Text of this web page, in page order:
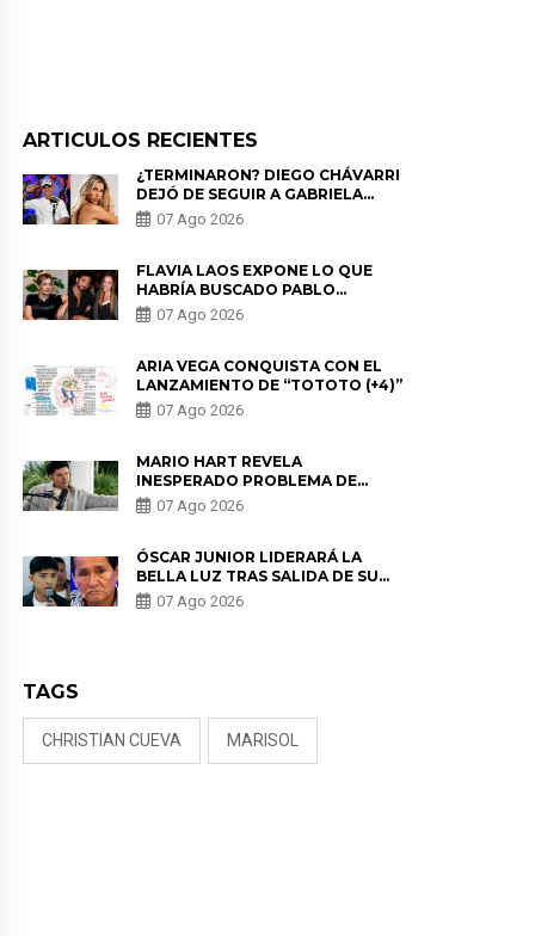
ARTICULOS RECIENTES
¿TERMINARON? DIEGO CHÁVARRI
DEJÓ DE SEGUIR A GABRIELA
HERRERA Y ANUNCIA SU SALIDA
DE PÓDCAST
07 Ago 2026
FLAVIA LAOS EXPONE LO QUE
HABRÍA BUSCADO PABLO
HEREDIA CON ALE FULLER: “UNA
DE LAS PARTES QUERÍA EL
07 Ago 2026
ARIA VEGA CONQUISTA CON EL
LANZAMIENTO DE “TOTOTO (+4)”
07 Ago 2026
MARIO HART REVELA
INESPERADO PROBLEMA DE
SALUD ANTES DE SEPARARSE DE
KORINA: “ME ENCONTRARON UN
07 Ago 2026
ÓSCAR JUNIOR LIDERARÁ LA
BELLA LUZ TRAS SALIDA DE SU
PADRE POR POLÉMICA CON
NALDY SALDAÑA
07 Ago 2026
TAGS
CHRISTIAN CUEVA MARISOL